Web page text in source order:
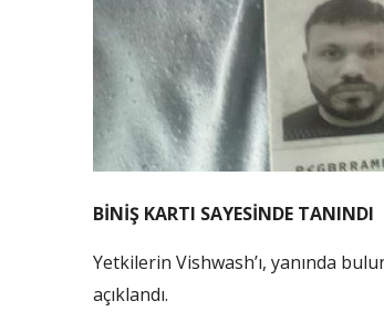
BİNİŞ KARTI SAYESİNDE TANINDI
Yetkilerin Vishwash’ı, yanında
açıklandı.